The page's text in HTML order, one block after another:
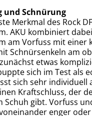
und Schnürung
Merkmal des Rock
AKU kombiniert
am Vorfuss mit einer
Schnürsenkeln am
etwas
sich im Test als
sich sehr individuell
Kraftschluss, der
Schuh gibt. Vorfuss
enger